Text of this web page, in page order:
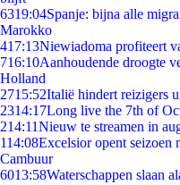
6319:04Spanje: bijna alle
Marokko
417:13Niewiadoma profiteert
716:10Aanhoudende droogte
Holland
2715:52Italië hindert reizigers
2314:17Long live the 7th of
214:11Nieuw te streamen in
114:08Excelsior opent seizoen
Cambuur
6013:58Waterschappen slaan